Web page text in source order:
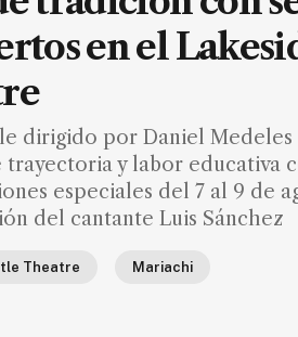
en el
dirigido por Daniel Medeles
trayectoria y labor educativa
especiales del 7 al 9 de
del cantante Luis Sánchez
Theatre Mariachi